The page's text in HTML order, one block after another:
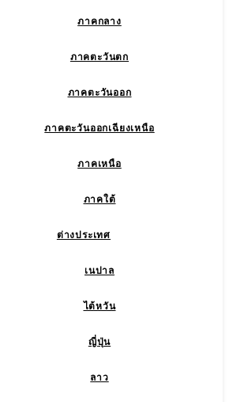
ภาคกลาง
ภาคตะวันตก
ภาคตะวันออก
ภาคตะวันออกเฉียงเหนือ
ภาคเหนือ
ภาคใต้
ต่างประเทศ
เนปาล
ไต้หวัน
ญี่ปุ่น
ลาว